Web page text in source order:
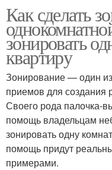
Как сделать
зонировать
квартиру
Зонирование — один
приемов для создания
Своего рода палочка-
помощь владельцам
зонировать одну
помощь придут
примерами.